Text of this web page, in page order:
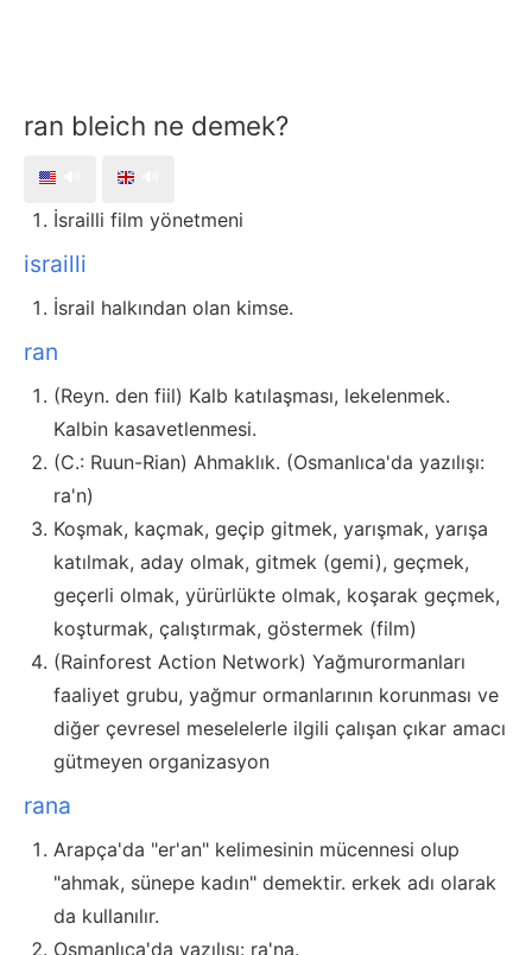
ran bleich ne demek?
İsrailli film yönetmeni
israilli
İsrail halkından olan kimse.
ran
(Reyn. den fiil) Kalb katılaşması, lekelenmek.
Kalbin kasavetlenmesi.
(C.: Ruun-Rian) Ahmaklık. (Osmanlıca'da yazılışı:
ra'n)
Koşmak, kaçmak, geçip gitmek, yarışmak, yarışa
katılmak, aday olmak, gitmek (gemi), geçmek,
geçerli olmak, yürürlükte olmak, koşarak geçmek,
koşturmak, çalıştırmak, göstermek (film)
(Rainforest Action Network) Yağmurormanları
faaliyet grubu, yağmur ormanlarının korunması ve
diğer çevresel meselelerle ilgili çalışan çıkar amacı
gütmeyen organizasyon
rana
Arapça'da "er'an" kelimesinin mücennesi olup
"ahmak, sünepe kadın" demektir. erkek adı olarak
da kullanılır.
Osmanlıca'da yazılışı: ra'na.